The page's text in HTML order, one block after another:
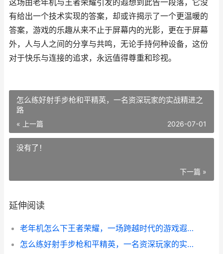
这场由老年机与王者荣耀引发的遐想到此告一段落，它没
有给出一个技术实现的答案，却或许揭示了一个更温暖的
答案，游戏的乐趣从来不止于屏幕内的光影，更在于屏幕
外，人与人之间的分享与共鸣，无论手持何种设备，这份
对于快乐与连接的追求，永远值得尊重和珍视。
怎么练好射手步枪和平精英，一名资深玩家的实战精进之
路
« 上一篇 2026-07-01
没有了！
下一篇 »
延伸阅读
老年机怎么下王者荣耀，一场跨越时代的游戏遐想
怎么练好射手步枪和平精英，一名资深玩家的实战精进之路